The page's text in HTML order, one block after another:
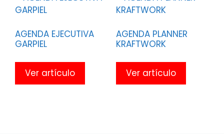
AGENDA EJECUTIVA
GARPIEL
Ver artículo
AGENDA PLANNER
KRAFTWORK
Ver artículo